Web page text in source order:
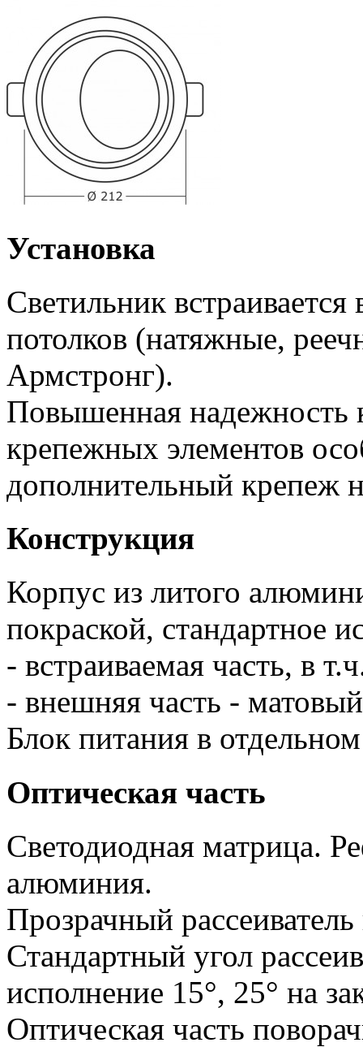
Установка
Светильник
потолков (натяжные,
Армстронг).
Повышенная надежность
крепежных элементов
дополнительный крепеж
Конструкция
Корпус из литого
покраской, стандартное
- встраиваемая часть, в
- внешняя часть -
Блок питания в
Оптическая часть
Светодиодная матрица.
алюминия.
Прозрачный
Стандартный угол
исполнение 15°, 25° на
Оптическая часть